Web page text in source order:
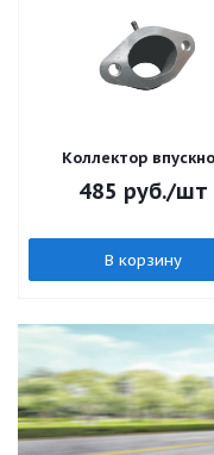
Коллектор
485 руб./шт
В корзину